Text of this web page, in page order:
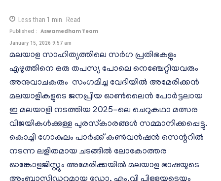
Less than 1 min. Read
Published : Aswamedham Team
January 15, 2026 9:57 am
മലയാള സാഹിത്യത്തിലെ സര്‍ഗ പ്രതിഭകളും
എഴുത്തിനെ ഒരു തപസ്യ പോലെ നെഞ്ചേറ്റിയവരും
അനുവാചകരും സംഗമിച്ച വേദിയില്‍ അമേരിക്കന്‍
മലയാളികളുടെ ജനപ്രിയ ഓണ്‍ലൈന്‍ പോര്‍ട്ടലായ
ഇ മലയാളി നടത്തിയ 2025-ലെ ചെറുകഥാ മത്സര
വിജയികള്‍ക്കുള്ള പുരസ്‌കാരങ്ങള്‍ സമ്മാനിക്കപ്പെട്ടു.
കൊച്ചി ഗോകുലം പാര്‍ക്ക് കണ്‍വന്‍ഷന്‍ സെന്ററില്‍
നടന്ന ലളിതമായ ചടങ്ങില്‍ ലോകോത്തര
ഓങ്കോളജിസ്റ്റും അമേരിക്കയില്‍ മലയാള ഭാഷയുടെ